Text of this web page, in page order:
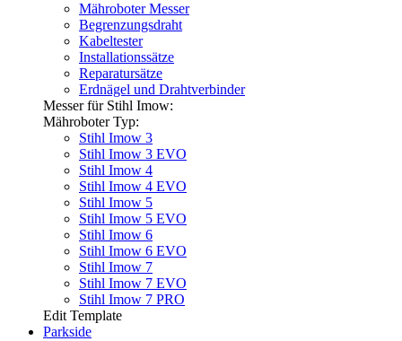
Mähroboter Messer
Begrenzungsdraht
Kabeltester
Installationssätze
Reparatursätze
Erdnägel und Drahtverbinder
Messer für Stihl Imow:
Mähroboter Typ:
Stihl Imow 3
Stihl Imow 3 EVO
Stihl Imow 4
Stihl Imow 4 EVO
Stihl Imow 5
Stihl Imow 5 EVO
Stihl Imow 6
Stihl Imow 6 EVO
Stihl Imow 7
Stihl Imow 7 EVO
Stihl Imow 7 PRO
Edit Template
Parkside